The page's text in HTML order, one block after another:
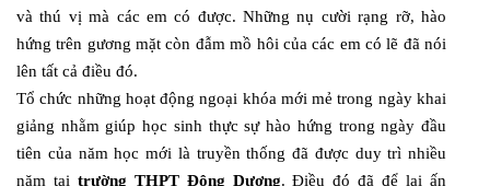
và thú vị mà các em có được. Những nụ cười rạng rỡ, hào
hứng trên gương mặt còn đẫm mồ hôi của các em có lẽ đã nói
lên tất cả điều đó.
Tổ chức những hoạt động ngoại khóa mới mẻ trong ngày khai
giảng nhằm giúp học sinh thực sự hào hứng trong ngày đầu
tiên của năm học mới là truyền thống đã được duy trì nhiều
năm tại trường THPT Đông Dương. Điều đó đã để lại ấn